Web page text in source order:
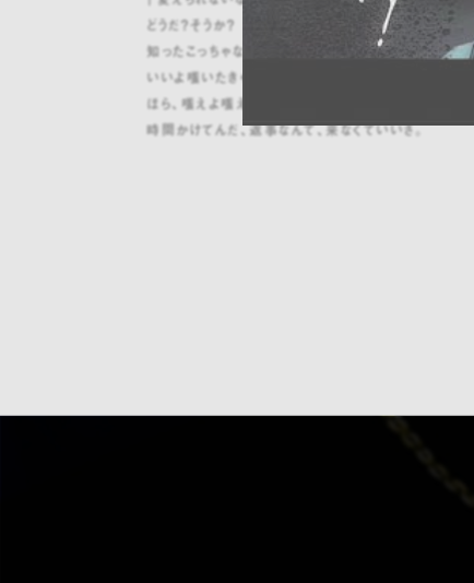
どうだ？そうか？
知ったこっちゃないな
いいよ嗤いたきゃ嗤え
ほら、嗤えよ嗤え
時間かけてんだ、返事なんて、来なくていいさ。